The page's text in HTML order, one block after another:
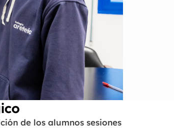
de los alumnos sesiones